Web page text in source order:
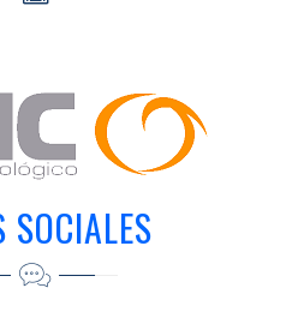
SOCIALES